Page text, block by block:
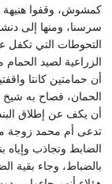
كمشوش، وقفوا هنيهة
سرسنا، ومنها إلى
التحوطات التي تكفل
الزراعية لصيد
أن حمامتين كانتا
الحمان، فصاح به
أن يكف عن إطلاق
تدعى أم محمد زوجة
الضابط وتجاذب وإياه
بالضباط، وجاء بقية